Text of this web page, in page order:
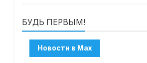
БУДЬ ПЕРВЫМ!